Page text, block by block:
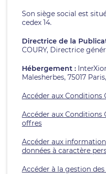
Son siège social est
cedex 14.
Directrice de la
COURY, Directrice
Hébergement :
Malesherbes, 75017
Accéder aux Conditions
Accéder aux Conditions
offres
Accéder aux
données à caractère
Accéder à la gestion